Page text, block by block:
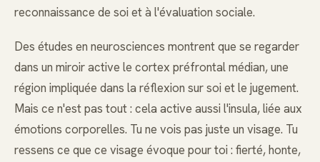
reconnaissance de soi et à l'évaluation sociale.
Des études en neurosciences montrent que se regarder
dans un miroir active le cortex préfrontal médian, une
région impliquée dans la réflexion sur soi et le jugement.
Mais ce n'est pas tout : cela active aussi l'insula, liée aux
émotions corporelles. Tu ne vois pas juste un visage. Tu
ressens ce que ce visage évoque pour toi : fierté, honte,